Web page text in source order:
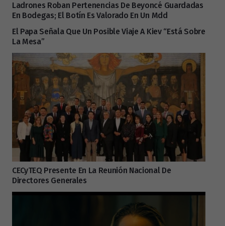
Ladrones Roban Pertenencias De Beyoncé Guardadas
En Bodegas; El Botín Es Valorado En Un Mdd
El Papa Señala Que Un Posible Viaje A Kiev “está Sobre
La Mesa”
CECyTEQ Presente En La Reunión Nacional De
Directores Generales